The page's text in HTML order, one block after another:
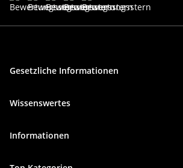
Gesetzliche Informationen
Wissenswertes
Informationen